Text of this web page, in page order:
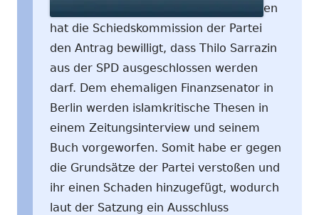
en
hat die Schiedskommission der Partei
den Antrag bewilligt, dass Thilo Sarrazin
aus der SPD ausgeschlossen werden
darf. Dem ehemaligen Finanzsenator in
Berlin werden islamkritische Thesen in
einem Zeitungsinterview und seinem
Buch vorgeworfen. Somit habe er gegen
die Grundsätze der Partei verstoßen und
ihr einen Schaden hinzugefügt, wodurch
laut der Satzung ein Ausschluss